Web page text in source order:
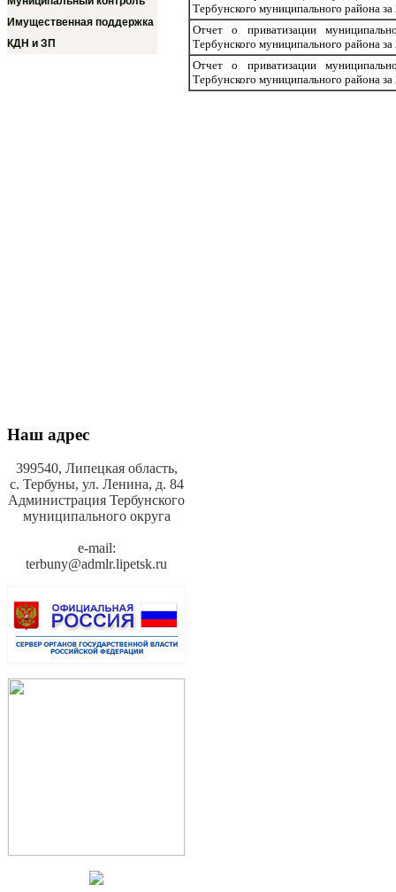
Имущественная поддержка
КДН и ЗП
Наш адрес
399540, Липецкая область,
с. Тербуны, ул. Ленина, д. 84
Администрация Тербунского
муниципального округа
e-mail:
terbuny@admlr.lipetsk.ru
Тербунского муниципального района за
Отчет о приватизации
Тербунского муниципального района за
Отчет о приватизации
Тербунского муниципального района за